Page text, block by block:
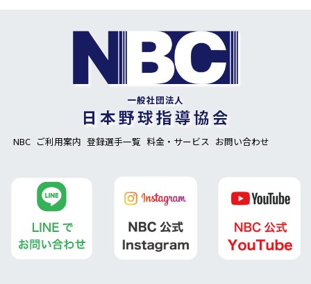
NBC ご利用案内 登録選手一覧 料金・サービス お問い合わせ